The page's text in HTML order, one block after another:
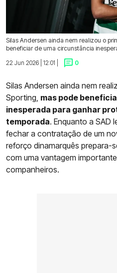
Silas Andersen ainda nem realizou o
beneficiar de uma circunstância
22 Jun 2026 | 12:01 |
0
Silas Andersen ainda nem
Sporting, mas pode
inesperada para ganhar
temporada. Enquanto a SAD
fechar a contratação de um
reforço dinamarquês prepara-
com uma vantagem
companheiros.